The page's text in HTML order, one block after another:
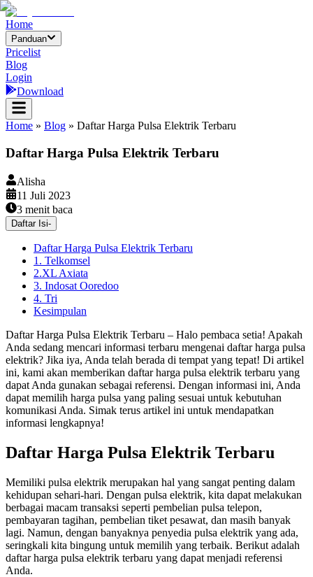
Home
Panduan
Pricelist
Blog
Login
Download
Home » Blog » Daftar Harga Pulsa Elektrik Terbaru
Daftar Harga Pulsa Elektrik Terbaru
Alisha
11 Juli 2023
3 menit baca
Daftar Isi-
Daftar Harga Pulsa Elektrik Terbaru
1. Telkomsel
2.XL Axiata
3. Indosat Ooredoo
4. Tri
Kesimpulan
Daftar Harga Pulsa Elektrik Terbaru – Halo pembaca setia! Apakah
Anda sedang mencari informasi terbaru mengenai daftar harga pulsa
elektrik? Jika iya, Anda telah berada di tempat yang tepat! Di artikel
ini, kami akan memberikan daftar harga pulsa elektrik terbaru yang
dapat Anda gunakan sebagai referensi. Dengan informasi ini, Anda
dapat memilih harga pulsa yang paling sesuai untuk kebutuhan
komunikasi Anda. Simak terus artikel ini untuk mendapatkan
informasi lengkapnya!
Daftar Harga Pulsa Elektrik Terbaru
Memiliki pulsa elektrik merupakan hal yang sangat penting dalam
kehidupan sehari-hari. Dengan pulsa elektrik, kita dapat melakukan
berbagai macam transaksi seperti pembelian pulsa telepon,
pembayaran tagihan, pembelian tiket pesawat, dan masih banyak
lagi. Namun, dengan banyaknya penyedia pulsa elektrik yang ada,
seringkali kita bingung untuk memilih yang terbaik. Berikut adalah
daftar harga pulsa elektrik terbaru yang dapat menjadi referensi
Anda.